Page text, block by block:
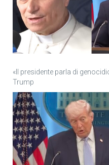
«Il presidente parla di
Trump